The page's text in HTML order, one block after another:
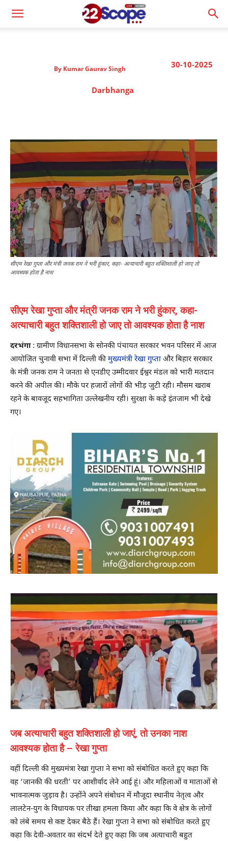
30-10-2025
By Kumar Gaurav Singh
Darbhanga
सीएम रेखा गुप्ता और मंत्री जनक राम ने भरी हुंकार, कहा- अत्याचारी बहुत शक्तिशाली हो जाए तो
आवश्यक होता है नाश
सीएम रेखा गुप्ता और मंत्री जनक राम ने भरी हुंकार, कहा-
अत्याचारी बहुत शक्तिशाली हो जाए तो आवश्यक होता है नाश
दरभंगा : ग्रामीण विधानसभा के सोनकी पंचायत सरकार भवन परिसर में आज
आयोजित चुनावी सभा में दिल्ली की मुख्यमंत्री रेखा गुप्ताऔर बिहार सरकार
के मंत्री जनक राम ने जनता से एनडीए उम्मीदवार ईश्वर मंडल को भारी मतदान
करने की अपील की। मौके पर हजारों लोगों की भीड़ जुटी रही। मौसम खराब
रहने के बावजूद सहभागिता उल्लेखनीय रही। सुरक्षा के कड़े इंतजाम भी देखे
गए।
जब अत्याचारी बहुत शक्तिशाली हो जाएं, तो उनका नाश
आवश्यक होता है – रेखा गुप्ता
वहीं दिल्ली की मुख्यमंत्रा रेखा गुप्ता ने सभा को संबोधित करते हुए कहा कि
वह ‘जानकी की धरती’ पर आशीर्वाद लेने आई हूं। और महिलाओं व माताओं से
भावनात्मक जुड़ाव है। उन्होंने अपने संबोधन में मौजूदा स्थानीय नेतृत्व और
लालटेन-युग के विधायक पर तीखा हमला किया और कहा कि वे क्षेत्र के लोगों
को लंबे समय से कष्ट देकर बैठे हैं। रेखा गुप्ता ने सभा को संबोधित करते हुए
कहा कि देवी-अवतार का संदर्भ देते हुए कहा कि जब अत्याचारी बहुत